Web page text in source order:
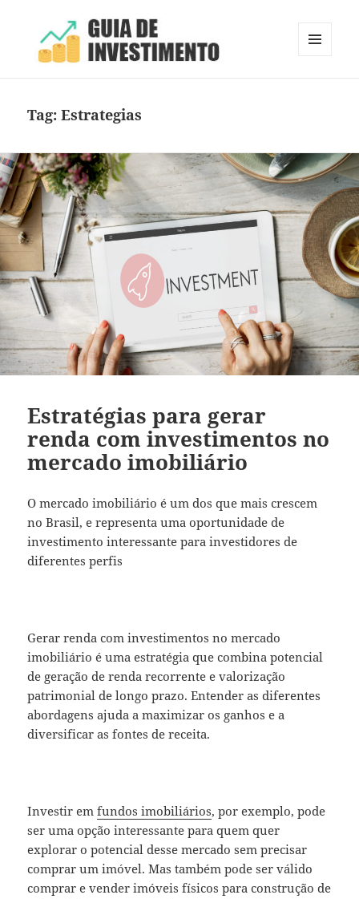
Tag:Estrategias
Estratégias para gerar
renda com investimentos no
mercado imobiliário
O mercado imobiliário é um dos que mais crescem
no Brasil, e representa uma oportunidade de
investimento interessante para investidores de
diferentes perfis
Gerar renda com investimentos no mercado
imobiliário é uma estratégia que combina potencial
de geração de renda recorrente e valorização
patrimonial de longo prazo. Entender as diferentes
abordagens ajuda a maximizar os ganhos e a
diversificar as fontes de receita.
Investir emfundos imobiliários, por exemplo, pode
ser uma opção interessante para quem quer
explorar o potencial desse mercado sem precisar
comprar um imóvel. Mas também pode ser válido
comprar e vender imóveis físicos para construção de